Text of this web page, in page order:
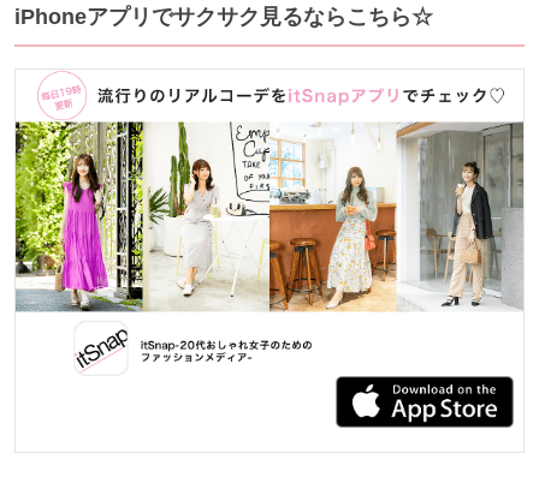
iPhoneアプリでサクサク見るならこちら☆